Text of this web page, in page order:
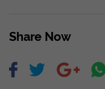
Share Now